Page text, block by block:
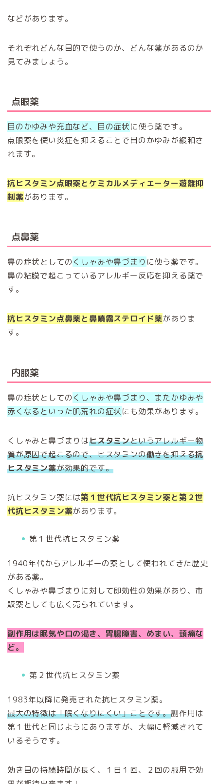
などがあります。
それぞれどんな目的で使うのか、どんな薬があるのか
見てみましょう。
点眼薬
目のかゆみや充血など、目の症状に使う薬です。
点眼薬を使い炎症を抑えることで目のかゆみが緩和さ
れます。
抗ヒスタミン点眼薬と ケミカルメディエーター遊離抑
制薬があります。
点鼻薬
鼻の症状としてのくしゃみや鼻づまり に使う薬です。
鼻の粘膜で起こっているアレルギー反応を抑える薬で
す。
抗ヒスタミン点鼻薬と 鼻噴霧ステロイド薬がありま
す。
内服薬
鼻の症状としてのくしゃみや鼻づまり、またかゆみや
赤くなるといった肌荒れの症状にも効果があります。
くしゃみと鼻づまりはヒスタミンというアレルギー物
質が原因で起こるので、ヒスタミンの働きを抑える抗
ヒスタミン薬が効果的です。
抗ヒスタミン薬には第１世代抗ヒスタミン薬と第２世
代抗ヒスタミン薬があります。
第１世代抗ヒスタミン薬
1940年代からアレルギーの薬として使われてきた歴史
がある薬。
くしゃみや鼻づまりに対して即効性の効果があり、市
販薬としても広く売られています。
副作用は眠気や口の渇き、胃腸障害、めまい、頭痛な
ど。
第２世代抗ヒスタミン薬
1983年以降に発売された抗ヒスタミン薬。
最大の特徴は「眠くなりにくい」ことです。副作用は
第１世代と同じようにありますが、大幅に軽減されて
いるそうです。
効き目の持続時間が長く、１日１回、２回の服用で効